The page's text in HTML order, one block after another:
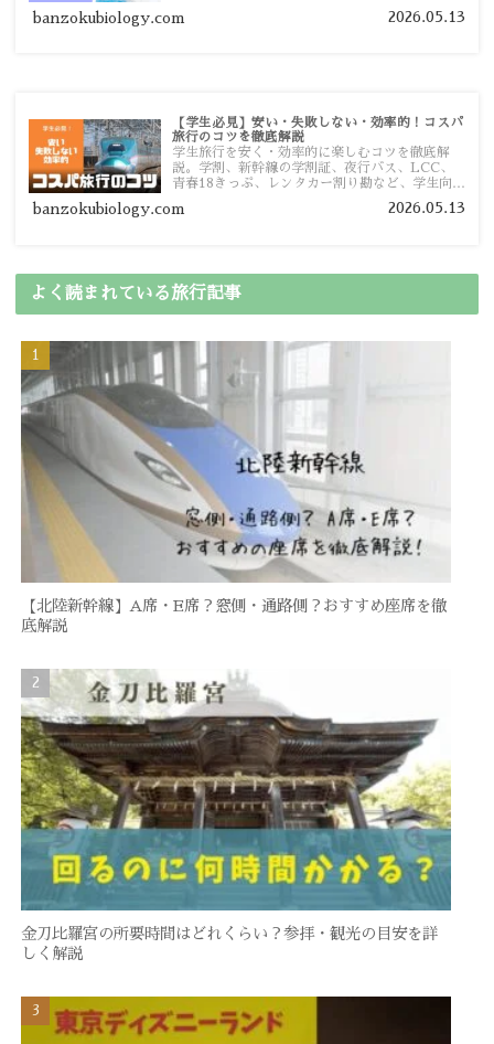
banzokubiology.com 2026.05.13
【学生必見】安い・失敗しない・効率的！コスパ
旅行のコツを徹底解説
学生旅行を安く・効率的に楽しむコツを徹底解
説。学割、新幹線の学割証、夜行バス、LCC、
青春18きっぷ、レンタカー割り勘など、学生向け
banzokubiology.com 2026.05.13
よく読まれている旅行記事
【北陸新幹線】A席・E席？窓側・通路側？おすすめ座席を徹
底解説
金刀比羅宮の所要時間はどれくらい？参拝・観光の目安を詳
しく解説